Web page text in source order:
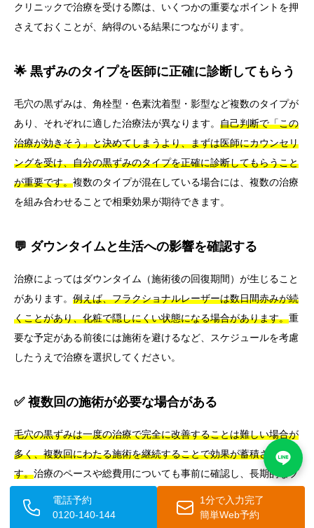
クリニックで治療を受ける際は、いくつかの重要なポイントを押
さえておくことが、納得のいる結果につながります。
🌟 黒ずみのタイプを医師に正確に診断してもらう
毛穴の黒ずみは、角栓型・色素沈着型・影型など複数のタイプが
あり、それぞれに適した治療法が異なります。 自己判断で「この
治療が効きそう」と決めてしまうより、まずは医師にカウンセリ
ングを受け、自分の黒ずみのタイプを正確に診断してもらうこと
が重要です。複数のタイプが混在している場合には、複数の治療
を組み合わせることで相乗効果が期待できます。
💬 ダウンタイムと生活への影響を確認する
治療によってはダウンタイム（施術後の回復期間）が生じること
があります。 例えば、フラクショナルレーザーは数日間赤みが続
くことがあり、化粧で隠しにくい状態になる場合があります。重
要な予定がある前後には施術を避けるなど、スケジュールを考慮
したうえで治療を選択してください。
✅ 複数回の施術が必要な場合がある
毛穴の黒ずみは一度の治療で完全に改善することは難しい場合が
多く、複数回にわたる施術を継続することで効果が蓄積されま
す。治療のペースや総費用についても事前に確認し、長期的なプ
ランを立てることが重要です。
電話予約
0120-140-144
1分で入力完了
簡単Web予約